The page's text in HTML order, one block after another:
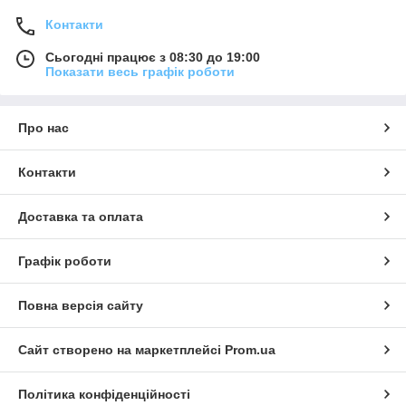
Контакти
Сьогодні працює з 08:30 до 19:00
Показати весь графік роботи
Про нас
Контакти
Доставка та оплата
Графік роботи
Повна версія сайту
Сайт створено на маркетплейсі Prom.ua
Політика конфіденційності